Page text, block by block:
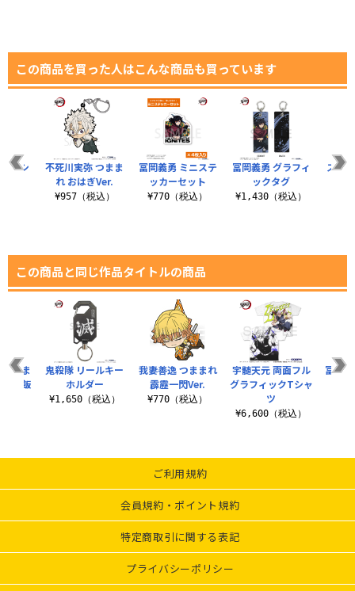
この商品を買った人はこんな商品も買っています
冨岡義勇 ミニステ
ッカーセット
¥770（税込）
冨岡義勇 グラフィ
ックタグ
¥1,430（税込）
ステ
イTシ
不死川実弥 つまま
れ おはぎVer.
¥957（税込）
この商品と同じ作品タイトルの商品
我妻善逸 つままれ
霹靂一閃Ver.
¥770（税込）
宇髄天元 両面フル
グラフィックTシャ
ツ
¥6,600（税込）
冨岡
まま
ご飯
鬼殺隊 リールキー
ホルダー
¥1,650（税込）
ご利用規約
会員規約・ポイント規約
特定商取引に関する表記
プライバシーポリシー